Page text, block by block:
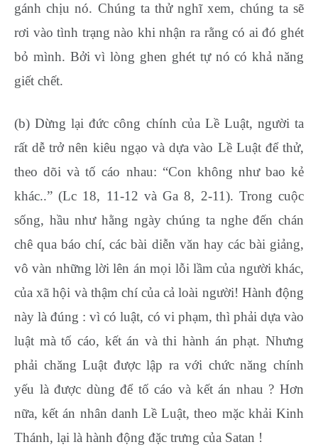
gánh chịu nó. Chúng ta thử nghĩ xem, chúng ta sẽ
rơi vào tình trạng nào khi nhận ra rằng có ai đó ghét
bỏ mình. Bởi vì lòng ghen ghét tự nó có khả năng
giết chết.
(b) Dừng lại đức công chính của Lề Luật, người ta
rất dễ trở nên kiêu ngạo và dựa vào Lề Luật để thử,
theo dõi và tố cáo nhau: “Con không như bao kẻ
khác..” (Lc 18, 11-12 và Ga 8, 2-11). Trong cuộc
sống, hầu như hằng ngày chúng ta nghe đến chán
chê qua báo chí, các bài diễn văn hay các bài giảng,
vô vàn những lời lên án mọi lỗi lầm của người khác,
của xã hội và thậm chí của cả loài người! Hành động
này là đúng : vì có luật, có vi phạm, thì phải dựa vào
luật mà tố cáo, kết án và thi hành án phạt. Nhưng
phải chăng Luật được lập ra với chức năng chính
yếu là được dùng để tố cáo và kết án nhau ? Hơn
nữa, kết án nhân danh Lề Luật, theo mặc khải Kinh
Thánh, lại là hành động đặc trưng của Satan !